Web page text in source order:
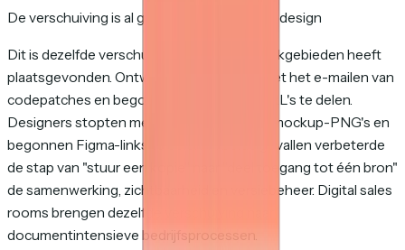
De verschuiving is al gebeurd voor code en design
Dit is dezelfde verschuiving die in andere vakgebieden heeft
plaatsgevonden. Ontwikkelaars stopten met het e-mailen van
codepatches en begonnen pull request-URL's te delen.
Designers stopten met het bijvoegen van mockup-PNG's en
begonnen Figma-links te delen. In beide gevallen verbeterde
de stap van "stuur een kopie" naar "deel toegang tot één bron"
de samenwerking, zichtbaarheid en versiebeheer. Digital sales
rooms brengen dezelfde verschuiving naar
documentintensieve bedrijfsprocessen.